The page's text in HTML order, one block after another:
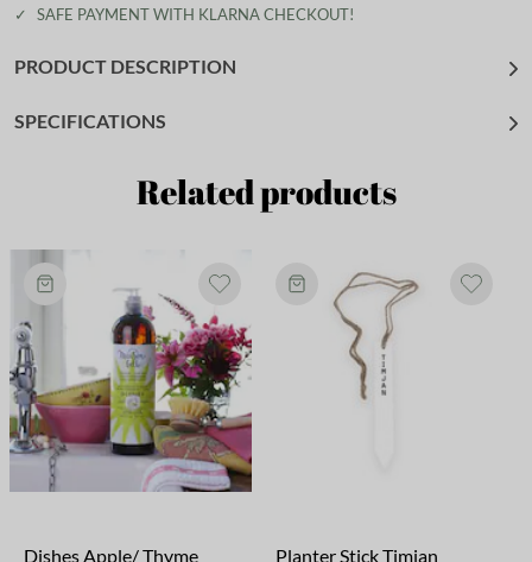
✓
SAFE PAYMENT WITH KLARNA CHECKOUT!
PRODUCT DESCRIPTION
SPECIFICATIONS
Related products
Dishes Apple/ Thyme Planter Stick Timjan